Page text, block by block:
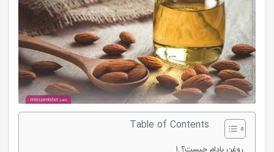
Table of Contents
روغن بادام چیست؟